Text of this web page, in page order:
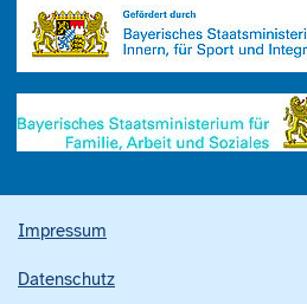
Impressum
Datenschutz